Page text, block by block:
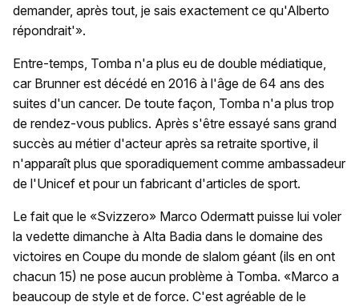
demander, après tout, je sais exactement ce qu'Alberto
répondrait'».
Entre-temps, Tomba n'a plus eu de double médiatique,
car Brunner est décédé en 2016 à l'âge de 64 ans des
suites d'un cancer. De toute façon, Tomba n'a plus trop
de rendez-vous publics. Après s'être essayé sans grand
succès au métier d'acteur après sa retraite sportive, il
n'apparaît plus que sporadiquement comme ambassadeur
de l'Unicef et pour un fabricant d'articles de sport.
Le fait que le «Svizzero» Marco Odermatt puisse lui voler
la vedette dimanche à Alta Badia dans le domaine des
victoires en Coupe du monde de slalom géant (ils en ont
chacun 15) ne pose aucun problème à Tomba. «Marco a
beaucoup de style et de force. C'est agréable de le